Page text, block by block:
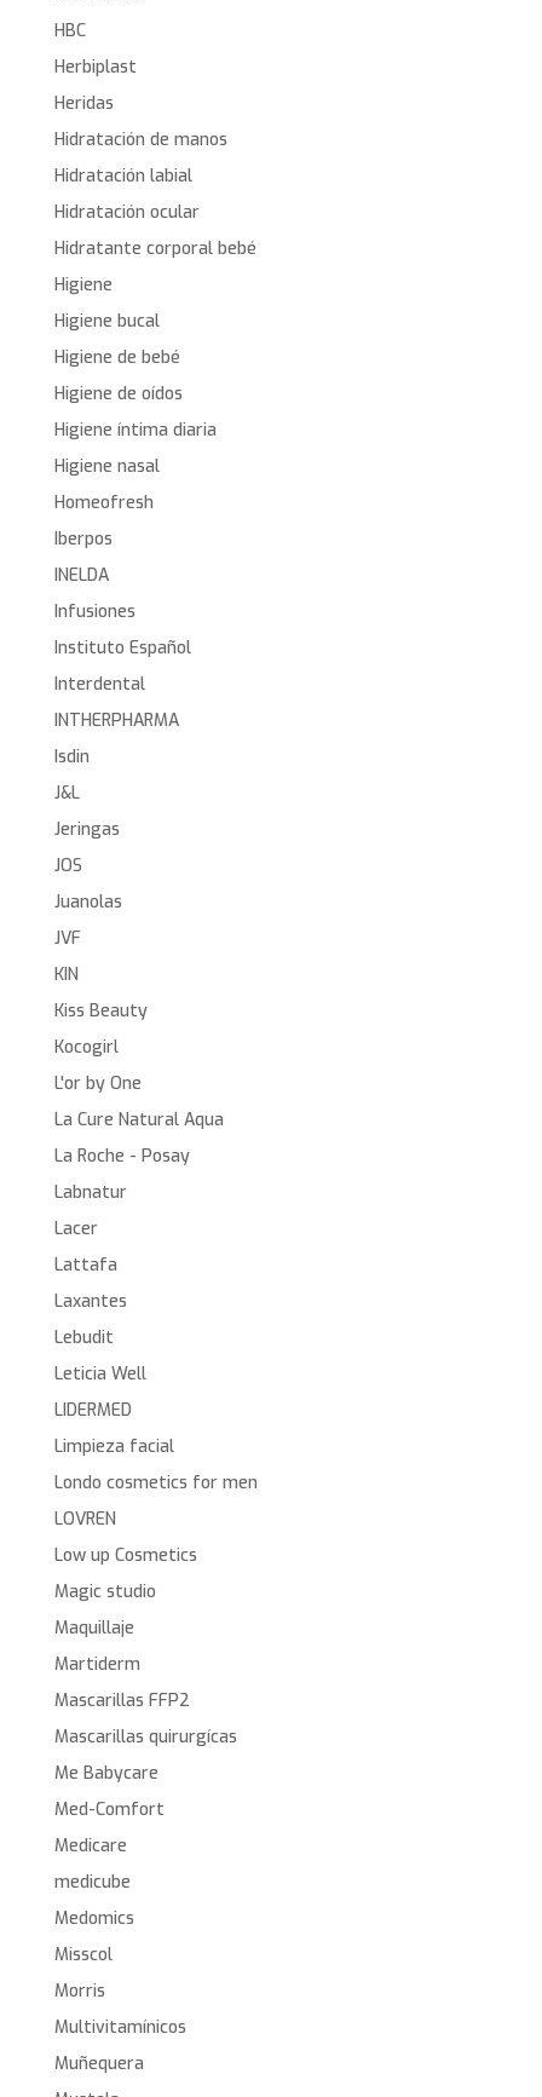
HBC
Herbiplast
Heridas
Hidratación de manos
Hidratación labial
Hidratación ocular
Hidratante corporal bebé
Higiene
Higiene bucal
Higiene de bebé
Higiene de oídos
Higiene íntima diaria
Higiene nasal
Homeofresh
Iberpos
INELDA
Infusiones
Instituto Español
Interdental
INTHERPHARMA
Isdin
J&L
Jeringas
JOS
Juanolas
JVF
KIN
Kiss Beauty
Kocogirl
L'or by One
La Cure Natural Aqua
La Roche - Posay
Labnatur
Lacer
Lattafa
Laxantes
Lebudit
Leticia Well
LIDERMED
Limpieza facial
Londo cosmetics for men
LOVREN
Low up Cosmetics
Magic studio
Maquillaje
Martiderm
Mascarillas FFP2
Mascarillas quirurgícas
Me Babycare
Med-Comfort
Medicare
medicube
Medomics
Misscol
Morris
Multivitamínicos
Muñequera